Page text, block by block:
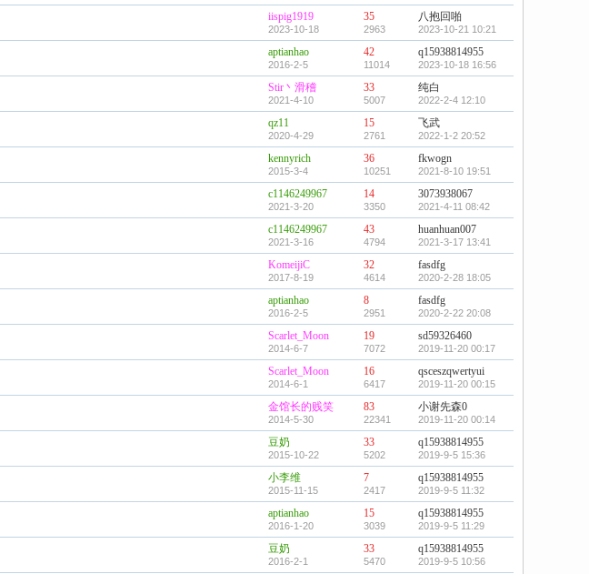
iispig1919
2023-10-18
35
2963
八抱回啪
2023-10-21 10:21
aptianhao
2016-2-5
42
11014
q15938814955
2023-10-18 16:56
Stir丶滑稽
2021-4-10
33
5007
纯白
2022-2-4 12:10
qz11
2020-4-29
15
2761
飞武
2022-1-2 20:52
kennyrich
2015-3-4
36
10251
fkwogn
2021-8-10 19:51
c1146249967
2021-3-20
14
3350
3073938067
2021-4-11 08:42
c1146249967
2021-3-16
43
4794
huanhuan007
2021-3-17 13:41
KomeijiC
2017-8-19
32
4614
fasdfg
2020-2-28 18:05
aptianhao
2016-2-5
8
2951
fasdfg
2020-2-22 20:08
Scarlet_Moon
2014-6-7
19
7072
sd59326460
2019-11-20 00:17
Scarlet_Moon
2014-6-1
16
6417
qsceszqwertyui
2019-11-20 00:15
金馆长的贱笑
2014-5-30
83
22341
小谢先森0
2019-11-20 00:14
豆奶
2015-10-22
33
5202
q15938814955
2019-9-5 15:36
小李维
2015-11-15
7
2417
q15938814955
2019-9-5 11:32
aptianhao
2016-1-20
15
3039
q15938814955
2019-9-5 11:29
豆奶
2016-2-1
33
5470
q15938814955
2019-9-5 10:56